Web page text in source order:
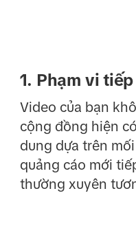
1. Phạm vi
Video của bạn
cộng đồng hiện
dung dựa trên
quảng cáo mới
thường xuyên